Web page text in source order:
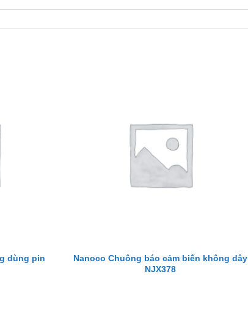
dùng pin
Nanoco Chuông báo cảm biến không dây
NJX378